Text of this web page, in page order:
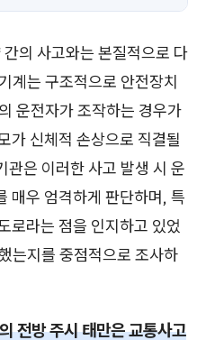
의 사고와는 본질적으로 다
계는 구조적으로 안전장치
운전자가 조작하는 경우가
가 신체적 손상으로 직결될
관은 이러한 사고 발생 시 운
매우 엄격하게 판단하며, 특
로라는 점을 인지하고 있었
는지를 중점적으로 조사하
전방 주시 태만은 교통사고